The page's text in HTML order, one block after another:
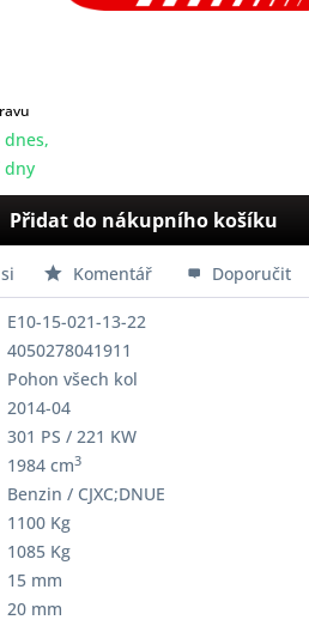
dny
Přidat do nákupního košíku
Komentář Doporučit
E10-15-021-13-22
4050278041911
Pohon všech kol
2014-04
301 PS / 221 KW
1984 cm3
Benzin / CJXC;DNUE
1100 Kg
1085 Kg
15 mm
20 mm